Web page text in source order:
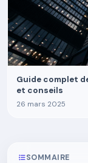
Guide complet
et conseils
26 mars 2025
SOMMAIRE